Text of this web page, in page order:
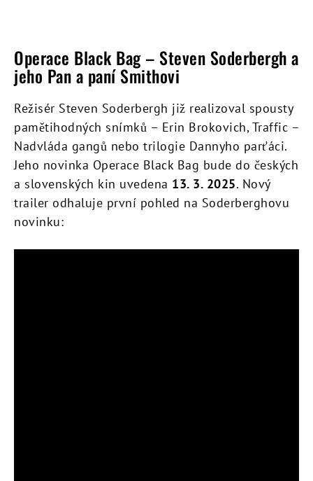
Operace Black Bag – Steven Soderbergh a
jeho Pan a paní Smithovi
Režisér Steven Soderbergh již realizoval spousty
pamětihodných snímků – Erin Brokovich, Traffic –
Nadvláda gangů nebo trilogie Dannyho parťáci.
Jeho novinka Operace Black Bag bude do českých
a slovenských kin uvedena 13. 3. 2025. Nový
trailer odhaluje první pohled na Soderberghovu
novinku: